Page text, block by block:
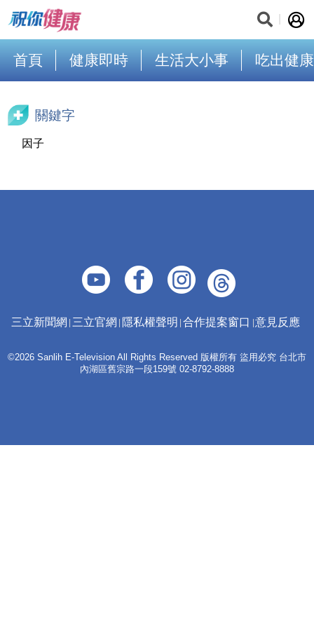
首頁 健康即時 生活大小事 吃出健康
關鍵字
因子
三立新聞網 三立官網 隱私權聲明 合作提案窗口 意見反應
©2026 Sanlih E-Television All Rights Reserved 版權所有 盜用必究 台北市
內湖區舊宗路一段159號 02-8792-8888